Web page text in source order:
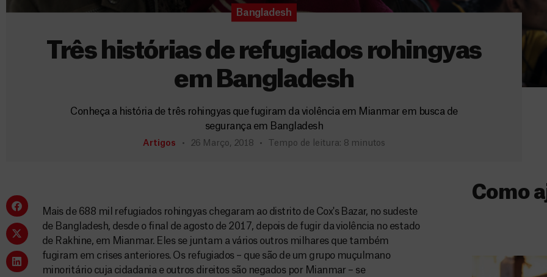
Bangladesh
Três histórias de refugiados rohingyas
em Bangladesh
Conheça a história de três rohingyas que fugiram da violência em Mianmar em busca de
segurança em Bangladesh
Artigos 26 Março, 2018 Tempo de leitura: 8 minutos
Mais de 688 mil refugiados rohingyas chegaram ao distrito de Cox's Bazar, no sudeste
de Bangladesh, desde o final de agosto de 2017, depois de fugir da violência no estado
de Rakhine, em Mianmar. Eles se juntam a vários outros milhares que também
fugiram em crises anteriores. Os refugiados – que são de um grupo muçulmano
minoritário cuja cidadania e outros direitos são negados por Mianmar – se
Como
ajuda-nos a
a quem mais